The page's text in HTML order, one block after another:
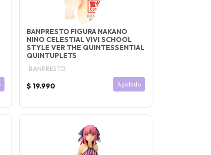
BANPRESTO FIGURA NAKANO
NINO CELESTIAL VIVI SCHOOL
STYLE VER THE QUINTESSENTIAL
QUINTUPLETS
BANPRESTO
$ 19.990 Agotado